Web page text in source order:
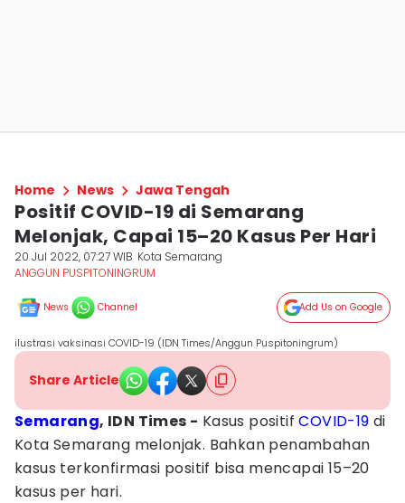
Home News Jawa Tengah
Positif COVID-19 di Semarang
Melonjak, Capai 15–20 Kasus Per Hari
20 Jul 2022, 07:27 WIB Kota Semarang
ANGGUN PUSPITONINGRUM
News Channel Add Us on Google
ilustrasi vaksinasi COVID-19 (IDN Times/Anggun Puspitoningrum)
Share Article
Semarang, IDN Times - Kasus positifCOVID-19 di
Kota Semarang melonjak. Bahkan penambahan
kasus terkonfirmasi positif bisa mencapai 15–20
kasus per hari.